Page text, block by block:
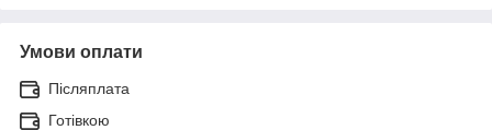
Умови оплати
Післяплата
Готівкою